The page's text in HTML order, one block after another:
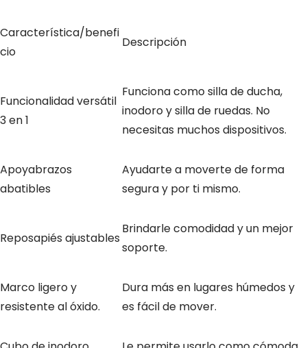
Característica/benefi
cio
Descripción
Funcionalidad versátil
3 en 1
Funciona como silla de ducha,
inodoro y silla de ruedas. No
necesitas muchos dispositivos.
Apoyabrazos
abatibles
Ayudarte a moverte de forma
segura y por ti mismo.
Reposapiés ajustables
Brindarle comodidad y un mejor
soporte.
Marco ligero y
resistente al óxido.
Dura más en lugares húmedos y
es fácil de mover.